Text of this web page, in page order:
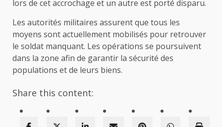
lors de cet accrochage et un autre est porté disparu.
Les autorités militaires assurent que tous les
moyens sont actuellement mobilisés pour retrouver
le soldat manquant. Les opérations se poursuivent
dans la zone afin de garantir la sécurité des
populations et de leurs biens.
Share this content: